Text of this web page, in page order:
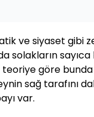
ve siyaset gibi
solakların sayıca
teoriye göre
sağ tarafını
var.